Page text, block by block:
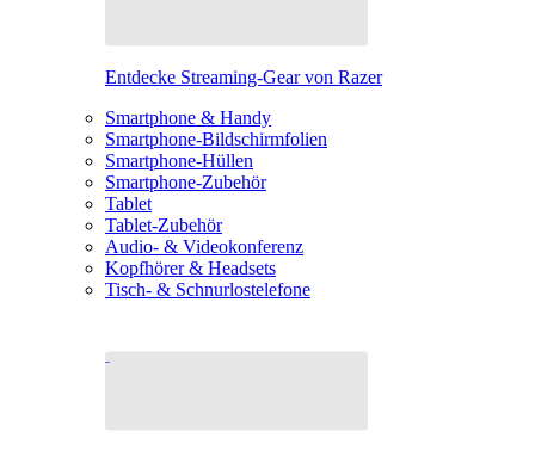
Entdecke Streaming-Gear von Razer
Smartphone & Handy
Smartphone-Bildschirmfolien
Smartphone-Hüllen
Smartphone-Zubehör
Tablet
Tablet-Zubehör
Audio- & Videokonferenz
Kopfhörer & Headsets
Tisch- & Schnurlostelefone